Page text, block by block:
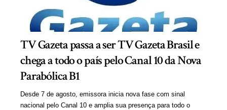
TV Gazeta passa a ser TV Gazeta Brasil e
chega a todo o país pelo Canal 10 da Nova
Parabólica B1
Desde 7 de agosto, emissora inicia nova fase com sinal
nacional pelo Canal 10 e amplia sua presença para todo o